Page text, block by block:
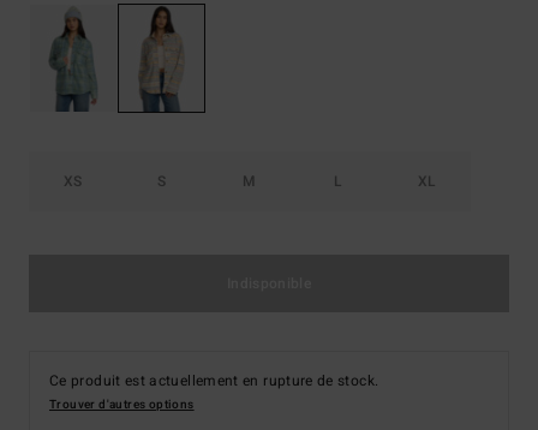
XS S M L XL
Ce produit est actuellement en rupture de stock.
Trouver d'autres options